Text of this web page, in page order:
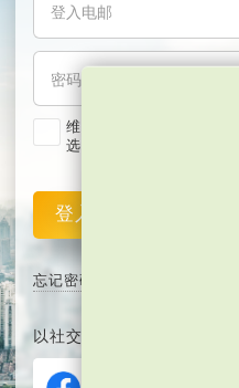
维持我的登入状态两星
选)
登入
忘记密码
以社交媒体平台注册或登入∶